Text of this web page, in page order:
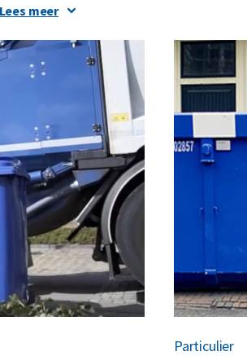
grofvuil
huren
Wij van Renewi hebben veel
papiercontainer,grofvuil containerof
Haaksbergen heeft verder
voor jouw doeleinden. Denk
Lees meer
Particulier